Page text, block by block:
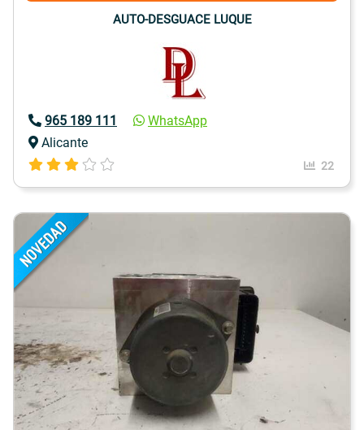
AUTO-DESGUACE LUQUE
965 189 111
WhatsApp
Alicante
22